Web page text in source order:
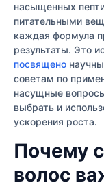
насыщенных
питательными
каждая формула
результаты. Это
посвящено
советам по
насущные
выбрать и
ускорения роста.
Почему
волос